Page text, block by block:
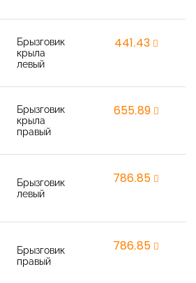
Брызговик
крыла
левый
441,43
Брызговик
крыла
правый
655,89
Брызговик
левый
786,85
Брызговик
правый
786,85